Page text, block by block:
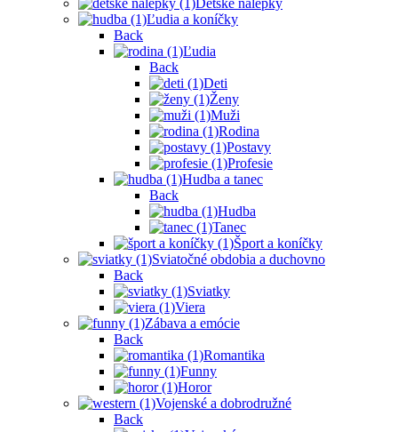
Detské nálepky
Ľudia a koníčky
Back
Ľudia
Back
Deti
Ženy
Muži
Rodina
Postavy
Profesie
Hudba a tanec
Back
Hudba
Tanec
Šport a koníčky
Sviatočné obdobia a duchovno
Back
Sviatky
Viera
Zábava a emócie
Back
Romantika
Funny
Horor
Vojenské a dobrodružné
Back